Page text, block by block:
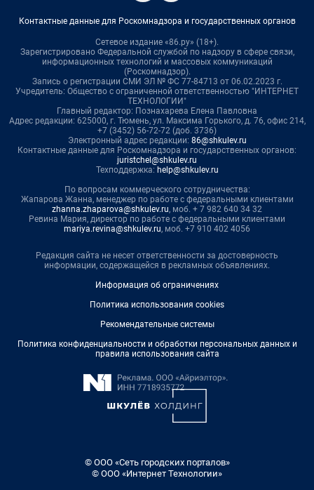
Контактные данные для Роскомнадзора и государственных органов
Сетевое издание «86.ру» (18+).
Зарегистрировано Федеральной службой по надзору в сфере связи,
информационных технологий и массовых коммуникаций
(Роскомнадзор).
Запись о регистрации СМИ ЭЛ № ФС 77-84713 от 06.02.2023 г.
Учредитель: Общество с ограниченной ответственностью "ИНТЕРНЕТ
ТЕХНОЛОГИИ"
Главный редактор: Познахарева Елена Павловна
Адрес редакции: 625000, г. Тюмень, ул. Максима Горького, д. 76, офис 214,
+7 (3452) 56-72-72 (доб. 3736)
Электронный адрес редакции: 86@shkulev.ru
Контактные данные для Роскомнадзора и государственных органов:
juristchel@shkulev.ru
Техподдержка: help@shkulev.ru
По вопросам коммерческого сотрудничества:
Жапарова Жанна, менеджер по работе с федеральными клиентами
zhanna.zhaparova@shkulev.ru, моб. + 7 982 640 34 32
Ревина Мария, директор по работе с федеральными клиентами
mariya.revina@shkulev.ru, моб. +7 910 402 4056
Редакция сайта не несет ответственности за достоверность
информации, содержащейся в рекламных объявлениях.
Информация об ограничениях
Политика использования cookies
Рекомендательные системы
Политика конфиденциальности и обработки персональных данных и
правила использования сайта
© ООО «Сеть городских порталов»
© ООО «Интернет Технологии»